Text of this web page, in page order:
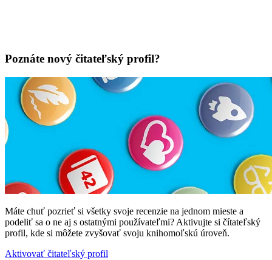
Poznáte nový čitateľský profil?
Máte chuť pozrieť si všetky svoje recenzie na jednom mieste a
podeliť sa o ne aj s ostatnými používateľmi? Aktivujte si čítateľský
profil, kde si môžete zvyšovať svoju knihomoľskú úroveň.
Aktivovať čitateľský profil